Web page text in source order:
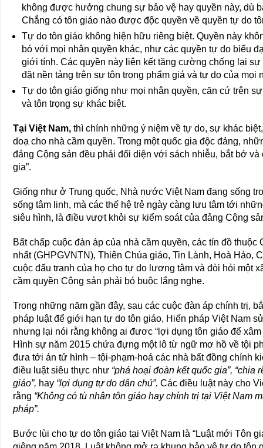
không được hưởng chung sự bảo vệ hay quyền này, dù
Chẳng có tôn giáo nào được độc quyền về quyền tự do
Tự do tôn giáo không hiện hữu riêng biệt. Quyền này
bó với mọi nhân quyền khác, như các quyền tự do biểu
giới tính. Các quyền này liên kết tăng cường chống lại
đặt nền tảng trên sự tôn trọng phẩm giá và tự do của mọi
Tự do tôn giáo giống như mọi nhân quyền, căn cứ trên
và tôn trọng sự khác biệt.
Tại Việt Nam,thì chính những ý niệm về tự do, sự khác
doạ cho nhà cầm quyền. Trong một quốc gia độc đảng,
đảng Cộng sản đều phải đối diện với sách nhiễu, bắt bớ và
gia”.
Giống như ở Trung quốc, Nhà nước Việt Nam đang sống
sống tâm linh, mà các thế hệ trẻ ngày càng lưu tâm tới
siêu hình, là điều vượt khỏi sự kiểm soát của đảng Cộng
Bất chấp cuộc đàn áp của nhà cầm quyền, các tín đồ
nhất (GHPGVNTN), Thiên Chúa giáo, Tin Lành, Hoà Hảo,
cuộc đấu tranh của họ cho tự do lương tâm và đòi hỏi một
cầm quyền Cộng sản phải bó buộc lắng nghe.
Trong những năm gần đây, sau các cuộc đàn áp chính trị,
pháp luật để giới hạn tự do tôn giáo, Hiến pháp Việt Nam
nhưng lại nói rằng không ai đươc “lợi dụng tôn giáo để
Hình sự năm 2015 chứa đựng một lô từ ngữ mơ hồ về tội
đưa tới án tử hình – tội-phạm-hoá các nhà bất đồng chính
điều luật siêu thực như “phá hoại đoàn kết quốc gia”,
giáo”, hay “lợi dụng tự do dân chủ”. Các điều luật này cho
rằng “Không có tù nhân tôn giáo hay chính trị tại Việt Nam
pháp”.
Bước lùi cho tự do tôn giáo tại Việt Nam là “Luật mới Tôn